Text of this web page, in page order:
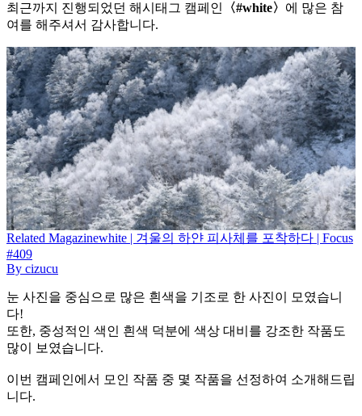
최근까지 진행되었던 해시태그 캠페인 〈#white〉 에 많은 참
여를 해주셔서 감사합니다.
Related Magazinewhite | 겨울의 하얀 피사체를 포착하다 | Focus
#409
By cizucu
눈 사진을 중심으로 많은 흰색을 기조로 한 사진이 모였습니
다!
또한, 중성적인 색인 흰색 덕분에 색상 대비를 강조한 작품도
많이 보였습니다.
이번 캠페인에서 모인 작품 중 몇 작품을 선정하여 소개해드립
니다.